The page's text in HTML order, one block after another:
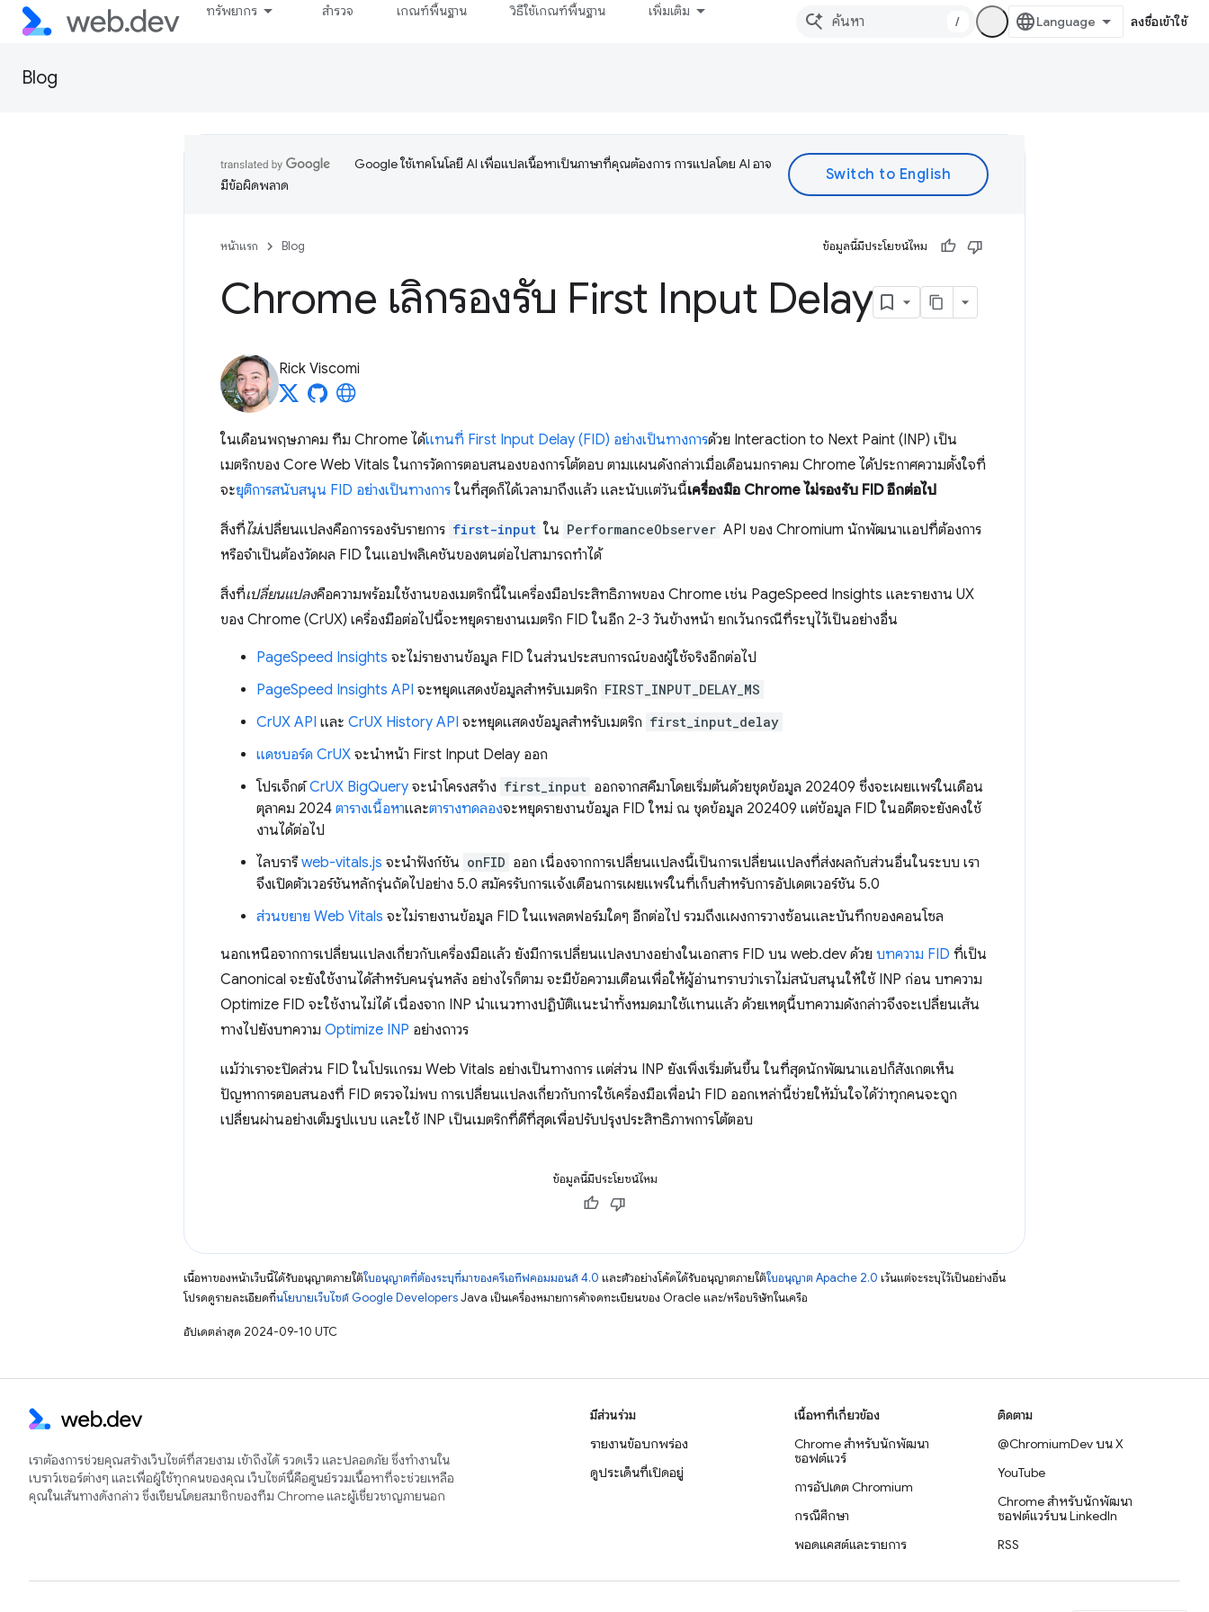
ทรัพยากร สำรวจ เกณฑ์พื้นฐาน วิธีใช้เกณฑ์พื้นฐาน เพิ่มเติม
/ ลงชื่อเข้าใช้
Blog
Google ใช้เทคโนโลยี AI เพื่อแปลเนื้อหาเป็นภาษาที่คุณต้องการ การแปลโดย AI อาจ
มีข้อผิดพลาด
หน้าแรก Blog ข้อมูลนี้มีประโยชน์ไหม
Chrome เลิกรองรับ First Input Delay
Rick Viscomi
ในเดือนพฤษภาคม ทีม Chrome ได้แทนที่ First Input Delay (FID) อย่างเป็นทางการด้วย Interaction to Next Paint (INP) เป็น
เมตริกของ Core Web Vitals ในการวัดการตอบสนองของการโต้ตอบ ตามแผนดังกล่าวเมื่อเดือนมกราคม Chrome ได้ประกาศความตั้งใจที่
จะยุติการสนับสนุน FID อย่างเป็นทางการ ในที่สุดก็ได้เวลามาถึงแล้ว และนับแต่วันนี้เครื่องมือ Chrome ไม่รองรับ FID อีกต่อไป
สิ่งที่ไม่เปลี่ยนแปลงคือการรองรับรายการ first-input ใน PerformanceObserver API ของ Chromium นักพัฒนาแอปที่ต้องการ
หรือจำเป็นต้องวัดผล FID ในแอปพลิเคชันของตนต่อไปสามารถทำได้
สิ่งที่เปลี่ยนแปลงคือความพร้อมใช้งานของเมตริกนี้ในเครื่องมือประสิทธิภาพของ Chrome เช่น PageSpeed Insights และรายงาน UX
ของ Chrome (CrUX) เครื่องมือต่อไปนี้จะหยุดรายงานเมตริก FID ในอีก 2-3 วันข้างหน้า ยกเว้นกรณีที่ระบุไว้เป็นอย่างอื่น
PageSpeed Insights จะไม่รายงานข้อมูล FID ในส่วนประสบการณ์ของผู้ใช้จริงอีกต่อไป
PageSpeed Insights API จะหยุดแสดงข้อมูลสำหรับเมตริก FIRST_INPUT_DELAY_MS
CrUX API และ CrUX History API จะหยุดแสดงข้อมูลสำหรับเมตริก first_input_delay
แดชบอร์ด CrUX จะนำหน้า First Input Delay ออก
โปรเจ็กต์CrUX BigQuery จะนำโครงสร้าง first_input ออกจากสคีมาโดยเริ่มต้นด้วยชุดข้อมูล 202409 ซึ่งจะเผยแพร่ในเดือน
ตุลาคม 2024 ตารางเนื้อหาและตารางทดลองจะหยุดรายงานข้อมูล FID ใหม่ ณ ชุดข้อมูล 202409 แต่ข้อมูล FID ในอดีตจะยังคงใช้
งานได้ต่อไป
ไลบรารี web-vitals.js จะนำฟังก์ชัน onFID ออก เนื่องจากการเปลี่ยนแปลงนี้เป็นการเปลี่ยนแปลงที่ส่งผลกับส่วนอื่นในระบบ เรา
จึงเปิดตัวเวอร์ชันหลักรุ่นถัดไปอย่าง 5.0 สมัครรับการแจ้งเตือนการเผยแพร่ในที่เก็บสำหรับการอัปเดตเวอร์ชัน 5.0
ส่วนขยาย Web Vitals จะไม่รายงานข้อมูล FID ในแพลตฟอร์มใดๆ อีกต่อไป รวมถึงแผงการวางซ้อนและบันทึกของคอนโซล
นอกเหนือจากการเปลี่ยนแปลงเกี่ยวกับเครื่องมือแล้ว ยังมีการเปลี่ยนแปลงบางอย่างในเอกสาร FID บน web.dev ด้วย บทความ FID ที่เป็น
Canonical จะยังใช้งานได้สำหรับคนรุ่นหลัง อย่างไรก็ตาม จะมีข้อความเตือนเพื่อให้ผู้อ่านทราบว่าเราไม่สนับสนุนให้ใช้ INP ก่อน บทความ
Optimize FID จะใช้งานไม่ได้ เนื่องจาก INP นำแนวทางปฏิบัติแนะนำทั้งหมดมาใช้แทนแล้ว ด้วยเหตุนี้บทความดังกล่าวจึงจะเปลี่ยนเส้น
ทางไปยังบทความ Optimize INP อย่างถาวร
แม้ว่าเราจะปิดส่วน FID ในโปรแกรม Web Vitals อย่างเป็นทางการ แต่ส่วน INP ยังเพิ่งเริ่มต้นขึ้น ในที่สุดนักพัฒนาแอปก็สังเกตเห็น
ปัญหาการตอบสนองที่ FID ตรวจไม่พบ การเปลี่ยนแปลงเกี่ยวกับการใช้เครื่องมือเพื่อนำ FID ออกเหล่านี้ช่วยให้มั่นใจได้ว่าทุกคนจะถูก
เปลี่ยนผ่านอย่างเต็มรูปแบบ และใช้ INP เป็นเมตริกที่ดีที่สุดเพื่อปรับปรุงประสิทธิภาพการโต้ตอบ
ข้อมูลนี้มีประโยชน์ไหม
เนื้อหาของหน้าเว็บนี้ได้รับอนุญาตภายใต้ใบอนุญาตที่ต้องระบุที่มาของครีเอทีฟคอมมอนส์ 4.0 และตัวอย่างโค้ดได้รับอนุญาตภายใต้ใบอนุญาต Apache 2.0 เว้นแต่จะระบุไว้เป็นอย่างอื่น
โปรดดูรายละเอียดที่นโยบายเว็บไซต์ Google DevelopersJava เป็นเครื่องหมายการค้าจดทะเบียนของ Oracle และ/หรือบริษัทในเครือ
อัปเดตล่าสุด 2024-09-10 UTC
เราต้องการช่วยคุณสร้างเว็บไซต์ที่สวยงาม เข้าถึงได้ รวดเร็ว และปลอดภัย ซึ่งทำงานใน
เบราว์เซอร์ต่างๆ และเพื่อผู้ใช้ทุกคนของคุณ เว็บไซต์นี้คือศูนย์รวมเนื้อหาที่จะช่วยเหลือ
คุณในเส้นทางดังกล่าว ซึ่งเขียนโดยสมาชิกของทีม Chrome และผู้เชี่ยวชาญภายนอก
มีส่วนร่วม
รายงานข้อบกพร่อง
ดูประเด็นที่เปิดอยู่
เนื้อหาที่เกี่ยวข้อง
Chrome สำหรับนักพัฒนา
ซอฟต์แวร์
การอัปเดต Chromium
กรณีศึกษา
พอดแคสต์และรายการ
ติดตาม
@ChromiumDev บน X
YouTube
Chrome สำหรับนักพัฒนา
ซอฟต์แวร์บน LinkedIn
RSS